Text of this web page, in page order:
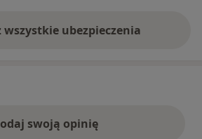
wszystkie ubezpieczenia
swoją opinię